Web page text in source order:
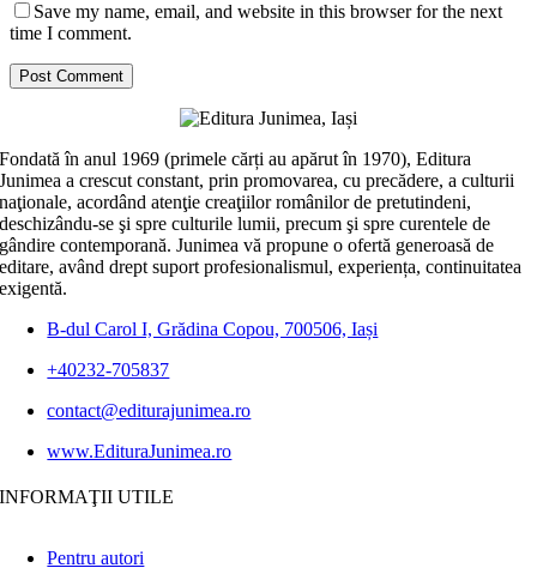
Save my name, email, and website in this browser for the next
time I comment.
Fondată în anul 1969 (primele cărți au apărut în 1970), Editura
Junimea a crescut constant, prin promovarea, cu precădere, a culturii
naţionale, acordând atenţie creaţiilor românilor de pretutindeni,
deschizându-se şi spre culturile lumii, precum şi spre curentele de
gândire contemporană. Junimea vă propune o ofertă generoasă de
editare, având drept suport profesionalismul, experiența, continuitatea
exigentă.
B-dul Carol I, Grădina Copou, 700506, Iași
+40232-705837
contact@editurajunimea.ro
www.EdituraJunimea.ro
INFORMAŢII UTILE
Pentru autori